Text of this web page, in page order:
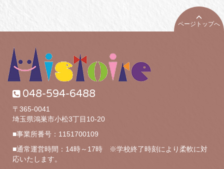
ページトップへ
048-594-6488
〒365-0041
埼玉県鴻巣市小松3丁目10-20
■事業所番号：1151700109
■通常運営時間：14時～17時 ※学校終了時刻により柔軟に対
応いたします。